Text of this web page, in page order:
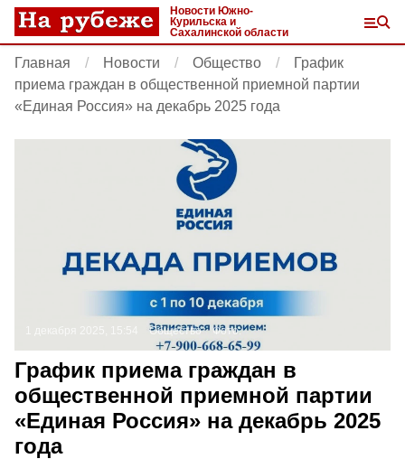
Новости Южно-
Курильска и
Сахалинской области
Главная Новости Общество
График
приема граждан в общественной приемной партии
«Единая Россия» на декабрь 2025 года
1 декабря 2025, 15:54 Общество Фото:
График приема граждан в
общественной приемной партии
«Единая Россия» на декабрь 2025
года